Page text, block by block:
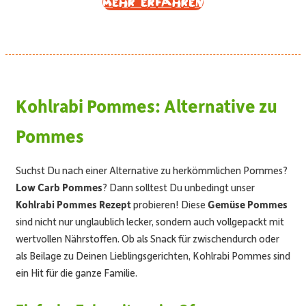
Kohlrabi Pommes: Alternative zu
Pommes
Suchst Du nach einer Alternative zu herkömmlichen Pommes?
Low Carb Pommes? Dann solltest Du unbedingt unser
Kohlrabi Pommes Rezeptprobieren! Diese Gemüse Pommes
sind nicht nur unglaublich lecker, sondern auch vollgepackt mit
wertvollen Nährstoffen. Ob als Snack für zwischendurch oder
als Beilage zu Deinen Lieblingsgerichten, Kohlrabi Pommes sind
ein Hit für die ganze Familie.